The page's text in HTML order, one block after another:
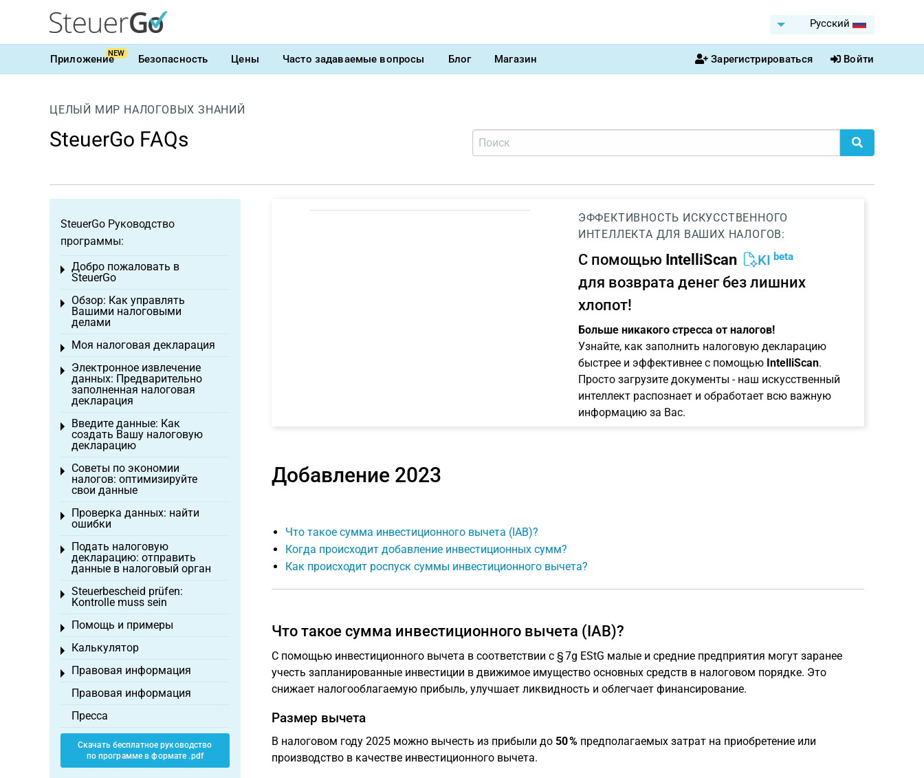
Pусский
ПриложениеNEW Безопасность Цены Часто задаваемые вопросы Блог Магазин Зарегистрироваться Войти
ЦЕЛЫЙ МИР НАЛОГОВЫХ ЗНАНИЙ
SteuerGo FAQs
ЭФФЕКТИВНОСТЬ ИСКУССТВЕННОГО
ИНТЕЛЛЕКТА ДЛЯ ВАШИХ НАЛОГОВ:
С помощью IntelliScan KI beta
для возврата денег без лишних
хлопот!
Больше никакого стресса от налогов!
Узнайте, как заполнить налоговую декларацию
быстрее и эффективнее с помощью IntelliScan.
Просто загрузите документы - наш искусственный
интеллект распознает и обработает всю важную
информацию за Вас.
Добавление 2023
Что такое сумма инвестиционного вычета (IAB)?
Когда происходит добавление инвестиционных сумм?
Как происходит роспуск суммы инвестиционного вычета?
Что такое сумма инвестиционного вычета (IAB)?
С помощью инвестиционного вычета в соответствии с § 7g EStG малые и средние предприятия могут заранее
учесть запланированные инвестиции в движимое имущество основных средств в налоговом порядке. Это
снижает налогооблагаемую прибыль, улучшает ликвидность и облегчает финансирование.
Размер вычета
В налоговом году 2025 можно вычесть из прибыли до 50 %предполагаемых затрат на приобретение или
производство в качестве инвестиционного вычета.
SteuerGo Руководство
программы:
Добро пожаловать в
SteuerGo
Toggle menu
Обзор: Как управлять
Вашими налоговыми
делами
Toggle menu
Моя налоговая декларация
Toggle menu
Электронное извлечение
данных: Предварительно
заполненная налоговая
декларация
Toggle menu
Введите данные: Как
создать Вашу налоговую
декларацию
Toggle menu
Советы по экономии
налогов: оптимизируйте
свои данные
Toggle menu
Проверка данных: найти
ошибки
Toggle menu
Подать налоговую
декларацию: отправить
данные в налоговый орган
Toggle menu
Steuerbescheid prüfen:
Kontrolle muss sein
Toggle menu
Помощь и примеры
Toggle menu
Калькулятор
Toggle menu
Правовая информация
Toggle menu
Правовая информация
Пресса
Скачать бесплатное руководство
по программе в формате .pdf